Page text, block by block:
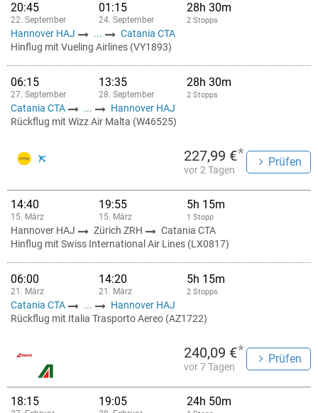
20:45
22. September
01:15
24. September
28h 30m
2 Stopps
Hannover HAJ ...
Catania CTA
Hinflug mit Vueling Airlines (VY1893)
06:15
27. September
13:35
28. September
28h 30m
2 Stopps
Catania CTA ...
Hannover HAJ
Rückflug mit Wizz Air Malta (W46525)
227,99 €*
vor 2 Tagen
Prüfen
14:40
15. März
19:55
15. März
5h 15m
1 Stopp
Hannover HAJ Zürich ZRH
Catania CTA
Hinflug mit Swiss International Air Lines (LX0817)
06:00
21. März
14:20
21. März
5h 15m
2 Stopps
Catania CTA ...
Hannover HAJ
Rückflug mit Italia Trasporto Aereo (AZ1722)
240,09 €*
vor 7 Tagen
Prüfen
18:15 19:05 24h 50m